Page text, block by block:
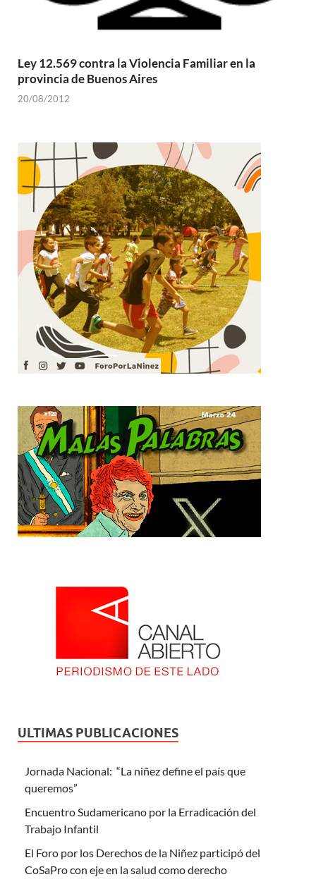
Ley 12.569 contra la Violencia Familiar en la
provincia de Buenos Aires
20/08/2012
ULTIMAS PUBLICACIONES
Jornada Nacional: “La niñez define el país que
queremos”
Encuentro Sudamericano por la Erradicación del
Trabajo Infantil
El Foro por los Derechos de la Niñez participó del
CoSaPro con eje en la salud como derecho